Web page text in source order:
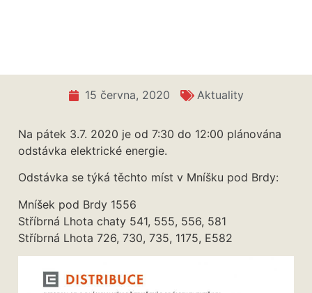
15 června, 2020 Aktuality
Na pátek 3.7. 2020 je od 7:30 do 12:00 plánována
odstávka elektrické energie.
Odstávka se týká těchto míst v Mníšku pod Brdy:
Mníšek pod Brdy 1556
Stříbrná Lhota chaty 541, 555, 556, 581
Stříbrná Lhota 726, 730, 735, 1175, E582